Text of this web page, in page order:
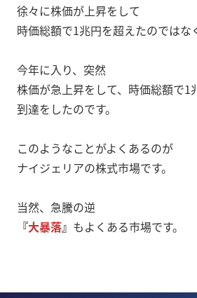
徐々に株価が上昇をして
時価総額で1兆円を超えたのではな
今年に入り、突然
株価が急上昇をして、時価総額で1
到達をしたのです。
このようなことがよくあるのが
ナイジェリアの株式市場です。
当然、急騰の逆
『大暴落』 もよくある市場です。